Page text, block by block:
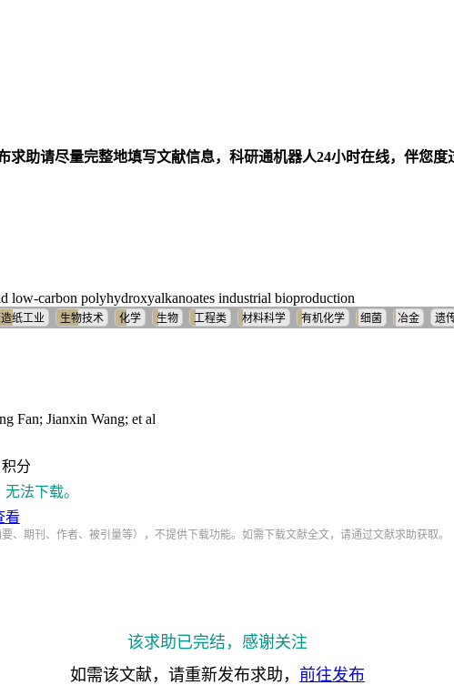
求助请尽量完整地填写文献信息，科研通机器人24小时在线，伴您
carbon polyhydroxyalkanoates industrial bioproduction
纸工业 生物技术 化学 生物 工程类 材料科学 有机化学 细菌 冶金 遗
Fan; Jianxin Wang; et al
积分
法下载。
看
期刊、作者、被引量等），不提供下载功能。如需下载文献全文，请通过文献求助获取。
该求助已完结，感谢关注
如需该文献，请重新发布求助， 前往发布